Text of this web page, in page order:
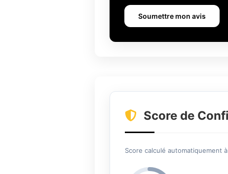
Soumettre mon avis
Score de
Score calculé automatiquement